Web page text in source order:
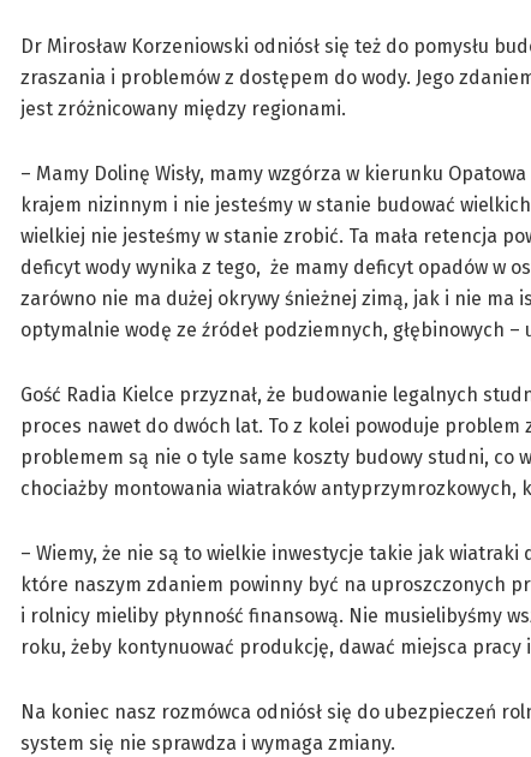
Dr Mirosław Korzeniowski odniósł się też do pomysłu
zraszania i problemów z dostępem do wody. Jego
jest zróżnicowany między regionami.
– Mamy Dolinę Wisły, mamy wzgórza w kierunku
krajem nizinnym i nie jesteśmy w stanie budować
wielkiej nie jesteśmy w stanie zrobić. Ta mała retencja
deficyt wody wynika z tego, że mamy deficyt opadów w
zarówno nie ma dużej okrywy śnieżnej zimą, jak i nie
optymalnie wodę ze źródeł podziemnych, głębinowych –
Gość Radia Kielce przyznał, że budowanie legalnych
proces nawet do dwóch lat. To z kolei powoduje
problemem są nie o tyle same koszty budowy studni, co
chociażby montowania wiatraków antyprzymrozkowych,
– Wiemy, że nie są to wielkie inwestycje takie jak
które naszym zdaniem powinny być na uproszczonych
i rolnicy mieliby płynność finansową. Nie musielibyśmy
roku, żeby kontynuować produkcję, dawać miejsca
Na koniec nasz rozmówca odniósł się do ubezpieczeń
system się nie sprawdza i wymaga zmiany.